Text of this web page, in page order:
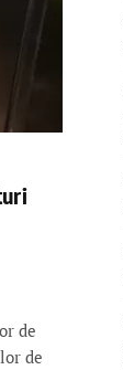
de
de